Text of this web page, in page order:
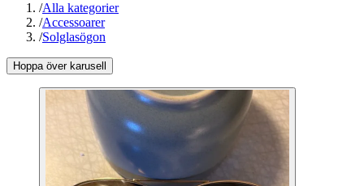
/Alla kategorier
/Accessoarer
/Solglasögon
Hoppa över karusell